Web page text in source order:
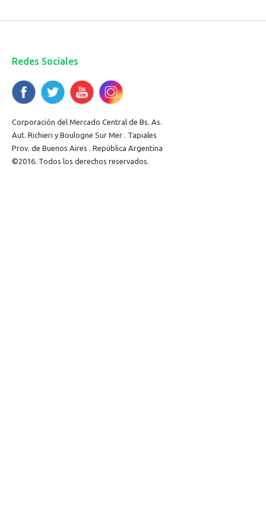
Redes Sociales
Corporación del Mercado Central de Bs. As.
Aut. Richieri y Boulogne Sur Mer . Tapiales
Prov. de Buenos Aires . República Argentina
©2016. Todos los derechos reservados.